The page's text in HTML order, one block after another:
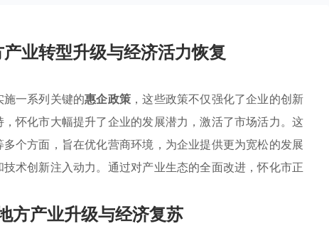
业转型升级与经济活力恢复
一系列关键的惠企政策 ，这些政策不仅强化了企业的创新
，怀化市大幅提升了企业的发展潜力，激活了市场活力。这
个方面，旨在优化营商环境，为企业提供更为宽松的发展
术创新注入动力。通过对产业生态的全面改进，怀化市正
方产业升级与经济复苏